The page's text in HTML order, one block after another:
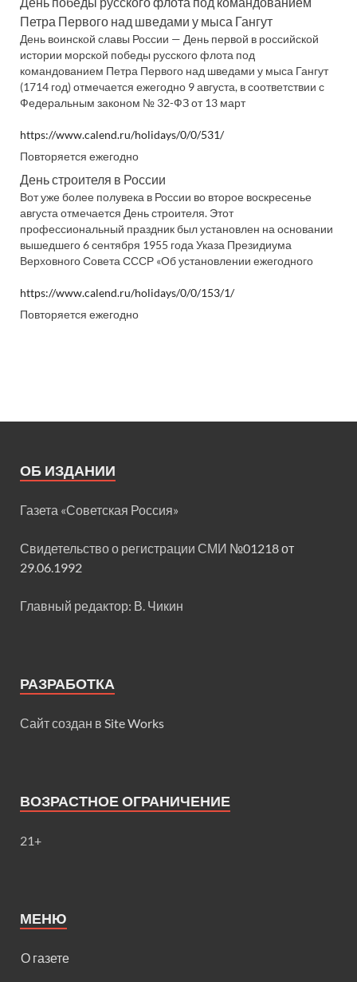
Петра Первого над шведами у мыса Гангут
День воинской славы России — День первой в российской
истории морской победы русского флота под
командованием Петра Первого над шведами у мыса Гангут
(1714 год) отмечается ежегодно 9 августа, в соответствии с
Федеральным законом № 32-ФЗ от 13 март
https://www.calend.ru/holidays/0/0/531/
Повторяется ежегодно
День строителя в России
Вот уже более полувека в России во второе воскресенье
августа отмечается День строителя. Этот
профессиональный праздник был установлен на основании
вышедшего 6 сентября 1955 года Указа Президиума
Верховного Совета СССР «Об установлении ежегодного
https://www.calend.ru/holidays/0/0/153/1/
Повторяется ежегодно
ОБ ИЗДАНИИ
Газета «Советская Россия»
Свидетельство о регистрации СМИ №01218 от
29.06.1992
Главный редактор: В. Чикин
РАЗРАБОТКА
Сайт создан в Site Works
ВОЗРАСТНОЕ ОГРАНИЧЕНИЕ
21+
МЕНЮ
О газете